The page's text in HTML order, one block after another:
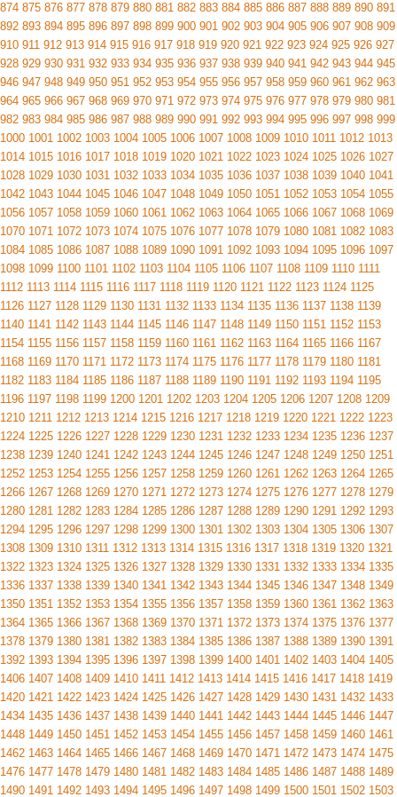
874 875 876 877 878 879 880 881 882 883 884 885 886 887 888 889 890 891
892 893 894 895 896 897 898 899 900 901 902 903 904 905 906 907 908 909
910 911 912 913 914 915 916 917 918 919 920 921 922 923 924 925 926 927
928 929 930 931 932 933 934 935 936 937 938 939 940 941 942 943 944 945
946 947 948 949 950 951 952 953 954 955 956 957 958 959 960 961 962 963
964 965 966 967 968 969 970 971 972 973 974 975 976 977 978 979 980 981
982 983 984 985 986 987 988 989 990 991 992 993 994 995 996 997 998 999
1000 1001 1002 1003 1004 1005 1006 1007 1008 1009 1010 1011 1012 1013
1014 1015 1016 1017 1018 1019 1020 1021 1022 1023 1024 1025 1026 1027
1028 1029 1030 1031 1032 1033 1034 1035 1036 1037 1038 1039 1040 1041
1042 1043 1044 1045 1046 1047 1048 1049 1050 1051 1052 1053 1054 1055
1056 1057 1058 1059 1060 1061 1062 1063 1064 1065 1066 1067 1068 1069
1070 1071 1072 1073 1074 1075 1076 1077 1078 1079 1080 1081 1082 1083
1084 1085 1086 1087 1088 1089 1090 1091 1092 1093 1094 1095 1096 1097
1098 1099 1100 1101 1102 1103 1104 1105 1106 1107 1108 1109 1110 1111
1112 1113 1114 1115 1116 1117 1118 1119 1120 1121 1122 1123 1124 1125
1126 1127 1128 1129 1130 1131 1132 1133 1134 1135 1136 1137 1138 1139
1140 1141 1142 1143 1144 1145 1146 1147 1148 1149 1150 1151 1152 1153
1154 1155 1156 1157 1158 1159 1160 1161 1162 1163 1164 1165 1166 1167
1168 1169 1170 1171 1172 1173 1174 1175 1176 1177 1178 1179 1180 1181
1182 1183 1184 1185 1186 1187 1188 1189 1190 1191 1192 1193 1194 1195
1196 1197 1198 1199 1200 1201 1202 1203 1204 1205 1206 1207 1208 1209
1210 1211 1212 1213 1214 1215 1216 1217 1218 1219 1220 1221 1222 1223
1224 1225 1226 1227 1228 1229 1230 1231 1232 1233 1234 1235 1236 1237
1238 1239 1240 1241 1242 1243 1244 1245 1246 1247 1248 1249 1250 1251
1252 1253 1254 1255 1256 1257 1258 1259 1260 1261 1262 1263 1264 1265
1266 1267 1268 1269 1270 1271 1272 1273 1274 1275 1276 1277 1278 1279
1280 1281 1282 1283 1284 1285 1286 1287 1288 1289 1290 1291 1292 1293
1294 1295 1296 1297 1298 1299 1300 1301 1302 1303 1304 1305 1306 1307
1308 1309 1310 1311 1312 1313 1314 1315 1316 1317 1318 1319 1320 1321
1322 1323 1324 1325 1326 1327 1328 1329 1330 1331 1332 1333 1334 1335
1336 1337 1338 1339 1340 1341 1342 1343 1344 1345 1346 1347 1348 1349
1350 1351 1352 1353 1354 1355 1356 1357 1358 1359 1360 1361 1362 1363
1364 1365 1366 1367 1368 1369 1370 1371 1372 1373 1374 1375 1376 1377
1378 1379 1380 1381 1382 1383 1384 1385 1386 1387 1388 1389 1390 1391
1392 1393 1394 1395 1396 1397 1398 1399 1400 1401 1402 1403 1404 1405
1406 1407 1408 1409 1410 1411 1412 1413 1414 1415 1416 1417 1418 1419
1420 1421 1422 1423 1424 1425 1426 1427 1428 1429 1430 1431 1432 1433
1434 1435 1436 1437 1438 1439 1440 1441 1442 1443 1444 1445 1446 1447
1448 1449 1450 1451 1452 1453 1454 1455 1456 1457 1458 1459 1460 1461
1462 1463 1464 1465 1466 1467 1468 1469 1470 1471 1472 1473 1474 1475
1476 1477 1478 1479 1480 1481 1482 1483 1484 1485 1486 1487 1488 1489
1490 1491 1492 1493 1494 1495 1496 1497 1498 1499 1500 1501 1502 1503